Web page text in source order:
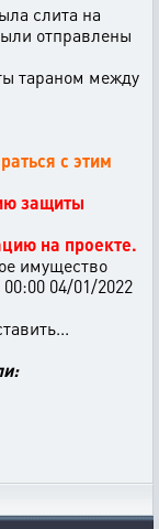
слита на
отправлены
тараном между
с этим
защиты
на проекте.
имущество
00:00 04/01/2022